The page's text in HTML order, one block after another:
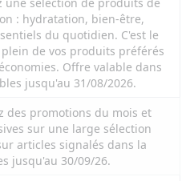
: hydratation, bien-être,
du quotidien. C'est le
de vos produits préférés
Offre valable dans
jusqu'au 31/08/2026.
des promotions du mois et
sur une large sélection
articles signalés dans la
jusqu'au 30/09/26.